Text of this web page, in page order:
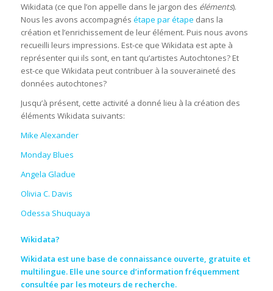
Wikidata (ce que l’on appelle dans le jargon des éléments).
Nous les avons accompagnés étape par étape dans la
création et l’enrichissement de leur élément. Puis nous avons
recueilli leurs impressions. Est-ce que Wikidata est apte à
représenter qui ils sont, en tant qu’artistes Autochtones? Et
est-ce que Wikidata peut contribuer à la souveraineté des
données autochtones?
Jusqu’à présent, cette activité a donné lieu à la création des
éléments Wikidata suivants:
Mike Alexander
Monday Blues
Angela Gladue
Olivia C. Davis
Odessa Shuquaya
Wikidata?
Wikidata est une base de connaissance ouverte, gratuite et
multilingue. Elle une source d’information fréquemment
consultée par les moteurs de recherche.